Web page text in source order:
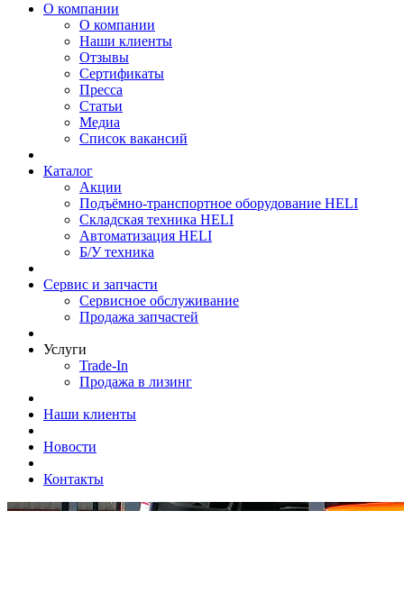
О компании
О компании
Наши клиенты
Отзывы
Сертификаты
Пресса
Статьи
Медиа
Список вакансий
Каталог
Акции
Подъёмно-транспортное оборудование HELI
Складская техника HELI
Автоматизация HELI
Б/У техника
Сервис и запчасти
Сервисное обслуживание
Продажа запчастей
Услуги
Trade-In
Продажа в лизинг
Наши клиенты
Новости
Контакты